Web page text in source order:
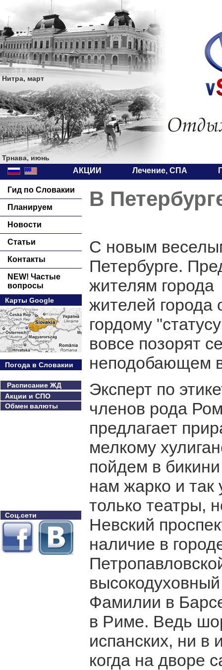
Нитра, март
Трнава, июнь
АКЦИИ Лечение, СПА
Гид по Словакии
Планируем
Новости
Статьи
Контакты
NEW! Частые
вопросы
Карты Google
Погода в Словакии
Расписание ЖД
Акции и СПО
Обмен валюты
Соц.сети
В
С новым
Петербурге.
жителям
жителей города
гордому
вовсе позорят
неподобающем
Эксперт по
членов рода
предлагает
мелкому
пойдем в
нам жарко и так
только театры,
Невский
наличие в
Фамилии в
в Риме. Ведь
испанских, ни в
когда на дворе